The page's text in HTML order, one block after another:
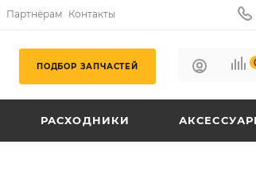
Партнёрам Контакты
ПОДБОР ЗАПЧАСТЕЙ
РАСХОДНИКИ